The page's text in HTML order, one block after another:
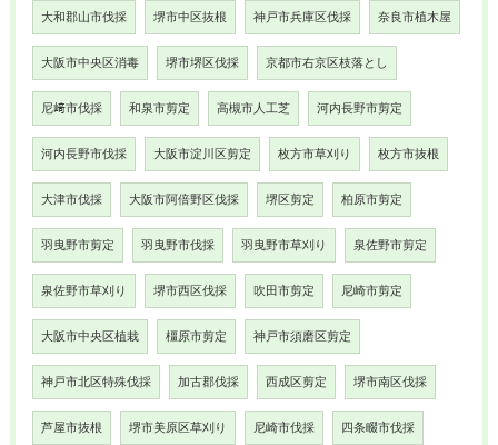
大和郡山市伐採 堺市中区抜根 神戸市兵庫区伐採 奈良市植木屋
大阪市中央区消毒 堺市堺区伐採 京都市右京区枝落とし
尼﨑市伐採 和泉市剪定 高槻市人工芝 河内長野市剪定
河内長野市伐採 大阪市淀川区剪定 枚方市草刈り 枚方市抜根
大津市伐採 大阪市阿倍野区伐採 堺区剪定 柏原市剪定
羽曳野市剪定 羽曳野市伐採 羽曳野市草刈り 泉佐野市剪定
泉佐野市草刈り 堺市西区伐採 吹田市剪定 尼崎市剪定
大阪市中央区植栽 橿原市剪定 神戸市須磨区剪定
神戸市北区特殊伐採 加古郡伐採 西成区剪定 堺市南区伐採
芦屋市抜根 堺市美原区草刈り 尼崎市伐採 四条畷市伐採